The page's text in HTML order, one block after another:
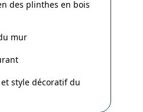
des plinthes en bois
mur
style décoratif du